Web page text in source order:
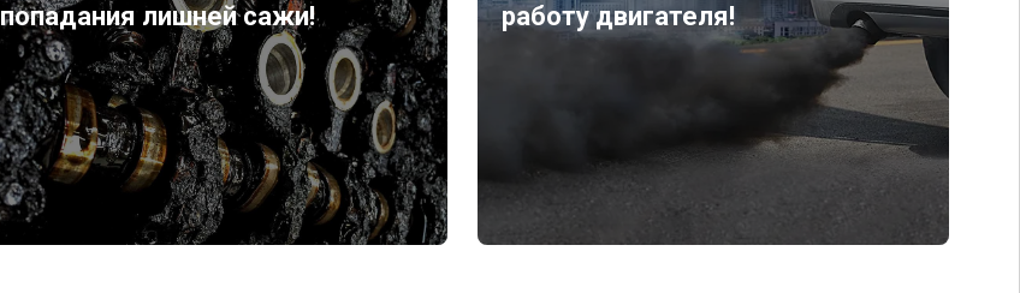
попадания лишней сажи!
работу двигателя!